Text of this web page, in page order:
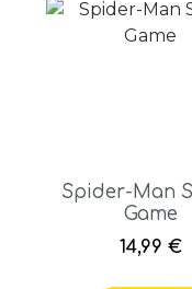
Spider-Man
Game
14,99 €